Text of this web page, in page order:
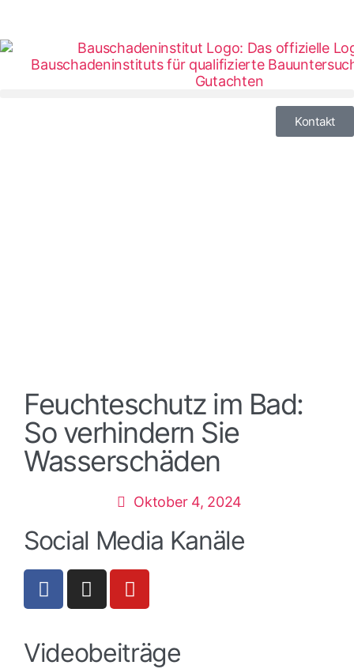
Kontakt
Feuchteschutz im Bad:
So verhindern Sie
Wasserschäden
Oktober 4, 2024
Social Media Kanäle
Videobeiträge